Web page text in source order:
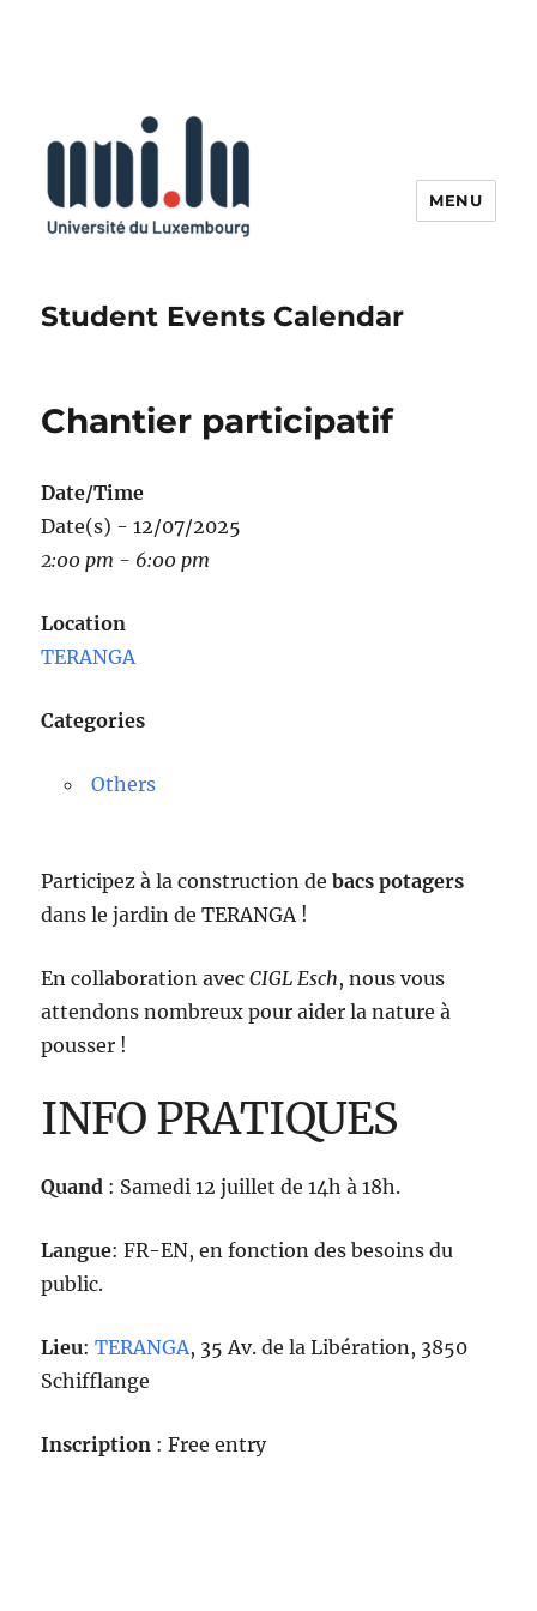
Student Events Calendar
MENU
Chantier participatif
Date/Time
Date(s) - 12/07/2025
2:00 pm - 6:00 pm
Location
TERANGA
Categories
Others
Participez à la construction debacs potagers
dans le jardin de TERANGA !
En collaboration avecCIGL Esch, nous vous
attendons nombreux pour aider la nature à
pousser !
INFO PRATIQUES
Quand : Samedi 12 juillet de 14h à 18h.
Langue: FR-EN, en fonction des besoins du
public.
Lieu:TERANGA, 35 Av. de la Libération, 3850
Schifflange
Inscription : Free entry